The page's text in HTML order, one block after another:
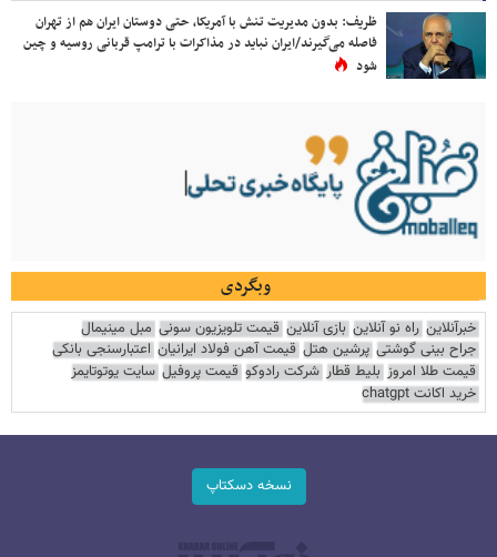
ظریف: بدون مدیریت تنش با آمریکا، حتی دوستان ایران هم از تهران
فاصله می‌گیرند/ایران نباید در مذاکرات با ترامپ قربانی روسیه و چین
شود
وبگردی
خبرآنلاین راه نو آنلاین بازی آنلاین قیمت تلویزیون سونی مبل مینیمال
جراح بینی گوشتی پرشین هتل قیمت آهن فولاد ایرانیان اعتبارسنجی بانکی
قیمت طلا امروز بلیط قطار شرکت رادوکو قیمت پروفیل سایت یوتوتایمز
خرید اکانت chatgpt
نسخه دسکتاپ